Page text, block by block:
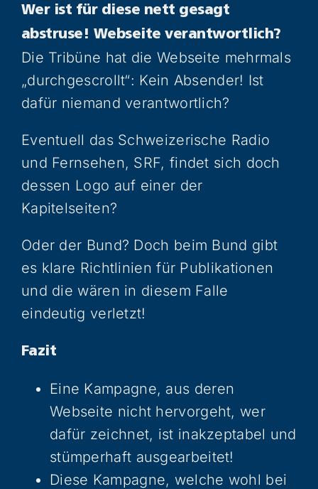
Wer ist für diese nett gesagt
abstruse! Webseite verantwortlich?
Die Tribüne hat die Webseite mehrmals
„durchgescrollt“: Kein Absender! Ist
dafür niemand verantwortlich?
Eventuell das Schweizerische Radio
und Fernsehen, SRF, findet sich doch
dessen Logo auf einer der
Kapitelseiten?
Oder der Bund? Doch beim Bund gibt
es klare Richtlinien für Publikationen
und die wären in diesem Falle
eindeutig verletzt!
Fazit
Eine Kampagne, aus deren
Webseite nicht hervorgeht, wer
dafür zeichnet, ist inakzeptabel und
stümperhaft ausgearbeitet!
Diese Kampagne, welche wohl bei